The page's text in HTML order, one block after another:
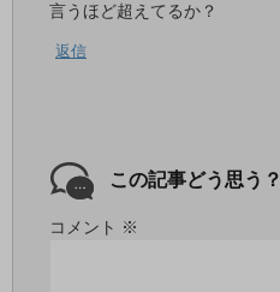
言うほど超えてるか？
返信
この記事どう思う？
コメント ※